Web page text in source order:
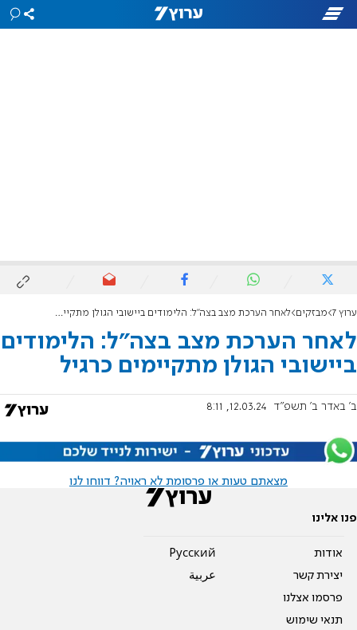
ערוץ 7 מבזקים לאחר הערכת מצב בצה"ל: הלימודים ביישובי הגולן מתקיימים כרגיל
לאחר הערכת מצב בצה"ל: הלימודים
ביישובי הגולן מתקיימים כרגיל
ב' באדר ב׳ תשפ"ד 12.03.24, 8:11
מצאתם טעות או פרסומת לא ראויה? דווחו לנו
פנו אלינו
אודות
יצירת קשר
פרסמו אצלנו
תנאי שימוש
Pусский
عربية